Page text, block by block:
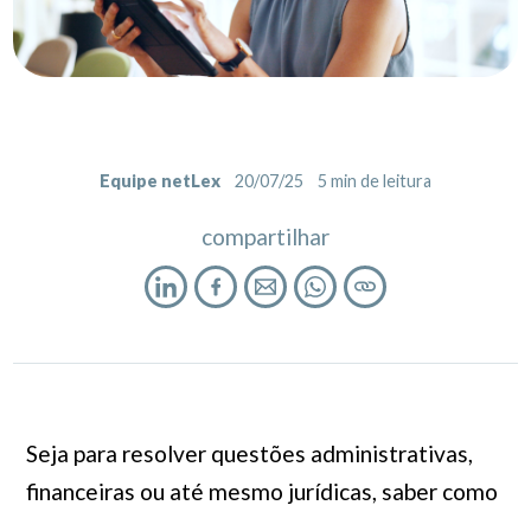
Equipe netLex 20/07/25 5 min de leitura
compartilhar
Seja para resolver questões administrativas,
financeiras ou até mesmo jurídicas, saber como